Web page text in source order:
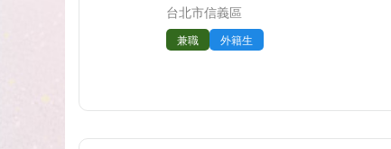
台北市信義區
兼職 外籍生